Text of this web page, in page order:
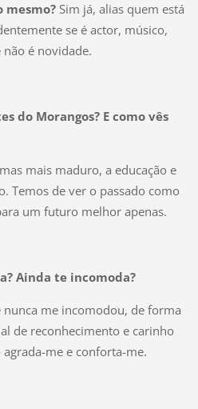
mesmo?Sim já, alias quem está
se é actor, músico,
é novidade.
do Morangos? E como vês
mais maduro, a educação e
Temos de ver o passado como
um futuro melhor apenas.
Ainda te incomoda?
me incomodou, de forma
de reconhecimento e carinho
me e conforta-me.